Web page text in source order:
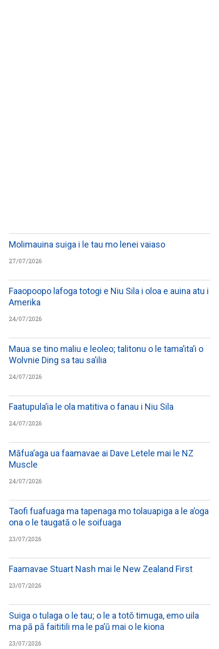
Molimauina suiga i le tau mo lenei vaiaso
27/07/2026
Faaopoopo lafoga totogi e Niu Sila i oloa e auina atu i
Amerika
24/07/2026
Maua se tino maliu e leoleo; talitonu o le tama’ita’i o
Wolvnie Ding sa tau sa’ilia
24/07/2026
Faatupula’ia le ola matitiva o fanau i Niu Sila
24/07/2026
Māfua’aga ua faamavae ai Dave Letele mai le NZ
Muscle
24/07/2026
Taofi fuafuaga ma tapenaga mo tolauapiga a le a’oga
ona o le taugatā o le soifuaga
23/07/2026
Faamavae Stuart Nash mai le New Zealand First
23/07/2026
Suiga o tulaga o le tau; o le a totō timuga, emo uila
ma pā pā faititili ma le pa’ū mai o le kiona
23/07/2026